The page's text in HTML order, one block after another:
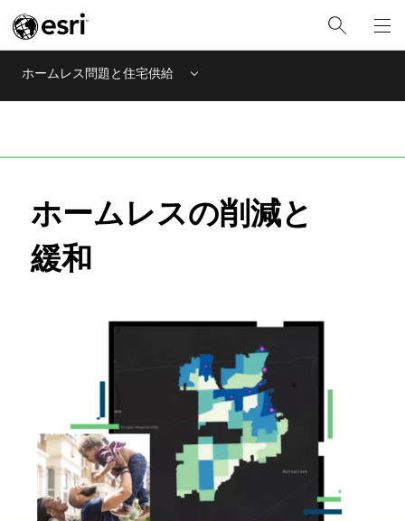
ホームレス問題と住宅供給 Menu
ホームレスの削減と
緩和